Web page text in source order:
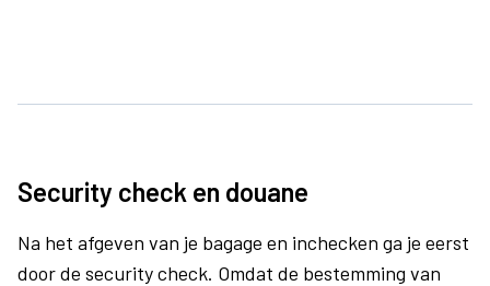
Security check en douane
Na het afgeven van je bagage en inchecken ga je eerst
door de security check. Omdat de bestemming van